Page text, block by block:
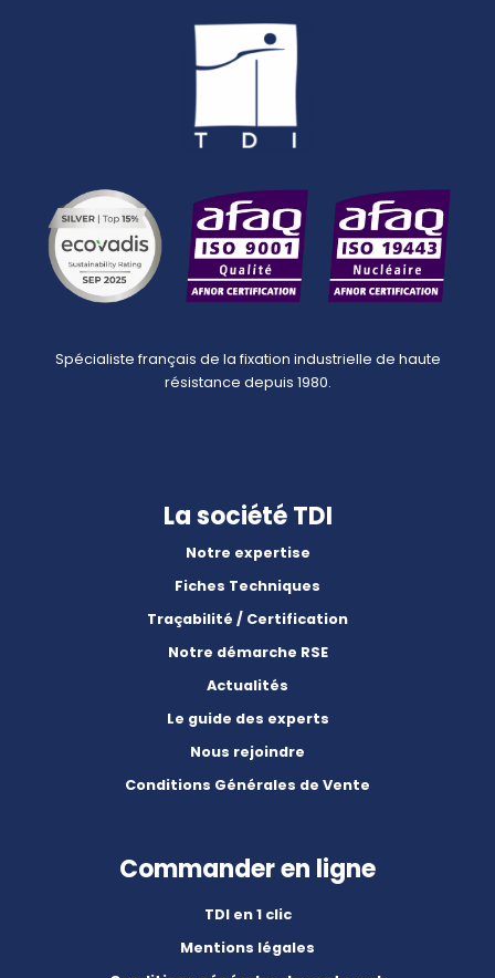
Spécialiste français de la fixation industrielle de haute
résistance depuis 1980.
La société TDI
Notre expertise
Fiches Techniques
Traçabilité / Certification
Notre démarche RSE
Actualités
Le guide des experts
Nous rejoindre
Conditions Générales de Vente
Commander en ligne
TDI en 1 clic
Mentions légales